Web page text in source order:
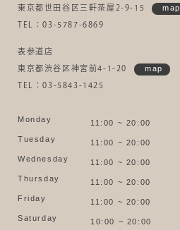
東京都世田谷区三軒茶屋2-9-15 map
TEL：03-5787-6869
表参道店
東京都渋谷区神宮前4-1-20 map
TEL：03-5843-1425
Monday
11:00 ~ 20:00
Tuesday
11:00 ~ 20:00
Wednesday
11:00 ~ 20:00
Thursday
11:00 ~ 20:00
Friday
11:00 ~ 20:00
Saturday
10:00 ~ 20:00